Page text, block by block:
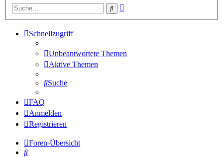
Suche
Schnellzugriff
Unbeantwortete Themen
Aktive Themen
Suche
FAQ
Anmelden
Registrieren
Foren-Übersicht
Suche